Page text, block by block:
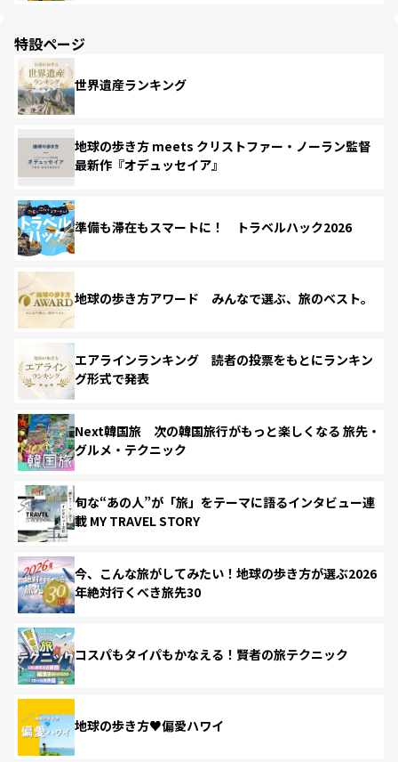
特設ページ
世界遺産ランキング
地球の歩き方 meets クリストファー・ノーラン監督
最新作『オデュッセイア』
準備も滞在もスマートに！ トラベルハック2026
地球の歩き方アワード みんなで選ぶ、旅のベスト。
エアラインランキング 読者の投票をもとにランキン
グ形式で発表
Next韓国旅 次の韓国旅行がもっと楽しくなる 旅先・
グルメ・テクニック
旬な“あの人”が「旅」をテーマに語るインタビュー連
載 MY TRAVEL STORY
今、こんな旅がしてみたい！地球の歩き方が選ぶ2026
年絶対行くべき旅先30
コスパもタイパもかなえる！賢者の旅テクニック
地球の歩き方♥偏愛ハワイ